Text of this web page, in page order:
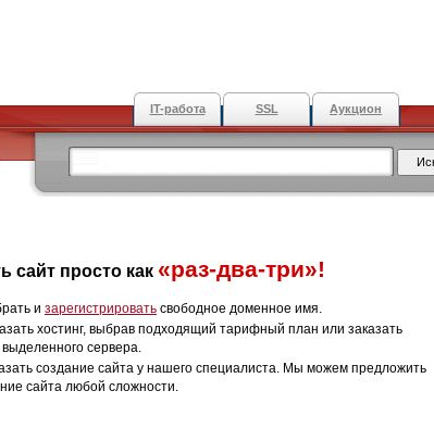
IT-работа SSL Аукцион
сайт просто как «раз-два-три»!
и зарегистрировать свободное доменное имя.
хостинг, выбрав подходящий тарифный план или заказать
выделенного сервера.
создание сайта у нашего специалиста. Мы можем предложить
сайта любой сложности.